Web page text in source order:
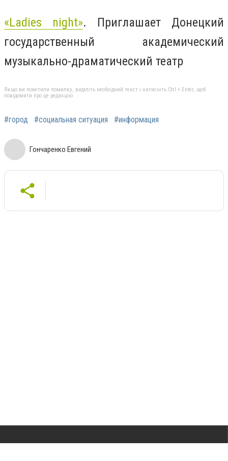
«Ladies night». Приглашает Донецкий
государственный академический
музыкально-драматический театр
Якщо ви помітили помилку, виділіть необхідний текст і натисніть Ctrl + Enter, щоб
повідомити про це редакцію
#город #социальная ситуация #информация
Гончаренко Евгений